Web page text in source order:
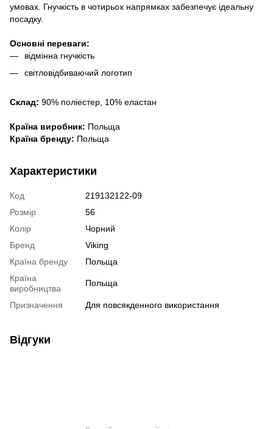
умовах. Гнучкість в чотирьох напрямках забезпечує ідеальну
посадку.
Основні переваги: ​​
відмінна гнучкість
світловідбиваючий логотип
Склад: 90% поліестер, 10% еластан
Країна виробник: Польща
Країна бренду: Польща
Характеристики
Код
219132122-09
Розмір
56
Колір
Чорний
Бренд
Viking
Країна бренду
Польща
Країна
виробництва
Польща
Призначення Для повсякденного використання
Відгуки